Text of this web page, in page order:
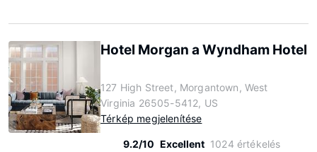
Hotel Morgan a Wyndham Hotel
127 High Street, Morgantown, West
Virginia 26505-5412, US
Térkép megjelenítése
9.2/10 Excellent 1024 értékelés